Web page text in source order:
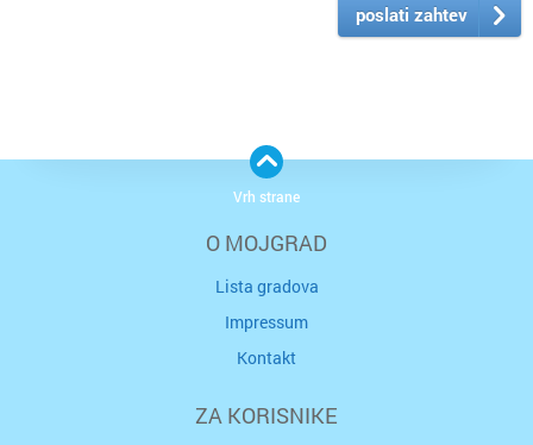
poslati zahtev
O MOJGRAD
Lista gradova
Impressum
Kontakt
ZA KORISNIKE
Vrh strane